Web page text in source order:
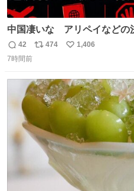
中国凄いな アリペイなどの
で海外にいる中国人の監視を
があれば帰国命令を出しはじ
返
信
42
リ
ト
数
474
い
数
1,406
7時間前